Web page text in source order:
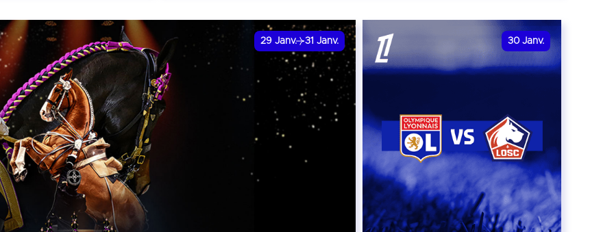
29 Janv. 31 Janv. 30 Janv.